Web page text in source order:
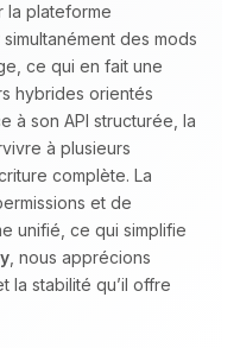
la plateforme
des mods
ce qui en fait une
hybrides orientés
à son API structurée, la
à plusieurs
complète. La
et de
unifié, ce qui simplifie
, nous apprécions
la stabilité qu’il offre
pour me
ton petit
Dis-moi ce dont
remuer mes